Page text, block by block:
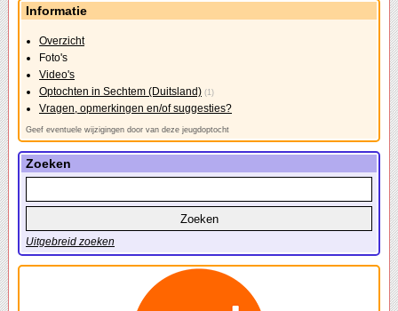
Informatie
Overzicht
Foto's
Video's
Optochten in Sechtem (Duitsland) (1)
Vragen, opmerkingen en/of suggesties?
Geef eventuele wijzigingen door van deze jeugdoptocht
Zoeken
Uitgebreid zoeken